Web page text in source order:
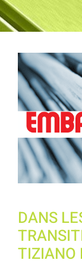
Voir
l'image
agrandie
DANS
TIZIANO